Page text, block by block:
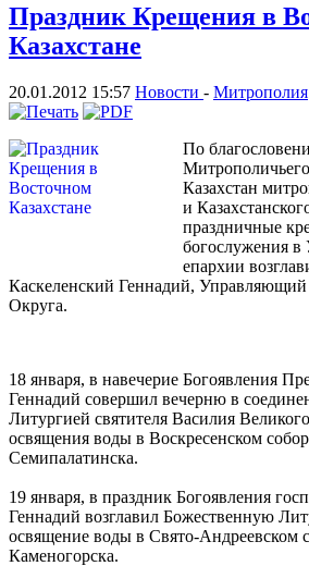
Праздник Крещения в
Казахстане
20.01.2012 15:57 Новости - Митрополия
По
Казахстан
и
праздничные
богослужения в
епархии
Каскеленский Геннадий,
Округа.
18 января, в навечерие Богоявления
Геннадий совершил вечерню в
Литургией святителя Василия
освящения воды в Воскресенском
Семипалатинска.
19 января, в праздник Богоявления
Геннадий возглавил Божественную
освящение воды в Свято-Андреевском
Каменогорска.